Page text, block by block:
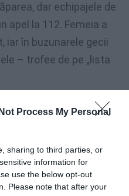
Process My Personal
sharing to third parties, or
information for
use the below opt-out
Please note that after your
dar echipajele de
apel la 112. Femeia a
iar în buzunarele gecii
– trofee de pe „lista
autoturisme și